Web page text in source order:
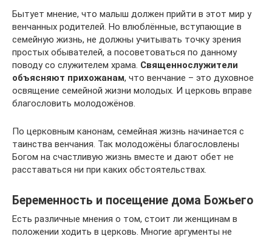
Бытует мнение, что малыш должен прийти в этот мир у
венчанных родителей. Но влюблённые, вступающие в
семейную жизнь, не должны учитывать точку зрения
простых обывателей, а посоветоваться по данному
поводу со служителем храма. Священнослужители
объясняют прихожанам, что венчание – это духовное
освящение семейной жизни молодых. И церковь вправе
благословить молодожёнов.
По церковным канонам, семейная жизнь начинается с
таинства венчания. Так молодожёны благословлены
Богом на счастливую жизнь вместе и дают обет не
расставаться ни при каких обстоятельствах.
Беременность и посещение дома Божьего
Есть различные мнения о том, стоит ли женщинам в
положении ходить в церковь. Многие аргументы не